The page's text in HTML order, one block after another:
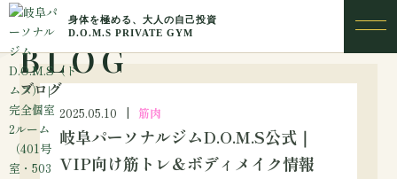
BLOG
ブログ
2025.05.10 筋肉
岐阜パーソナルジムD.O.M.S公式｜
VIP向け筋トレ＆ボディメイク情報